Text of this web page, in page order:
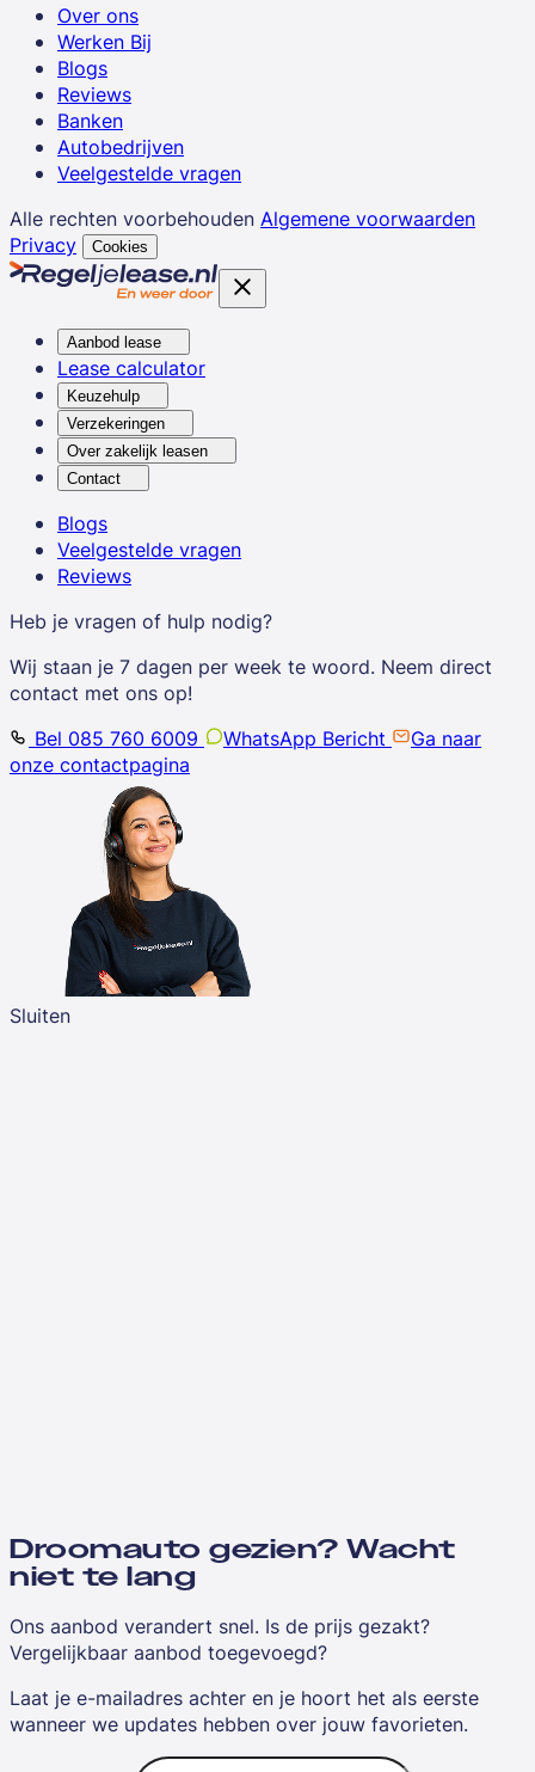
Over ons
Werken Bij
Blogs
Reviews
Banken
Autobedrijven
Veelgestelde vragen
Alle rechten voorbehouden Algemene voorwaarden
Privacy
Cookies
Aanbod lease
Lease calculator
Keuzehulp
Verzekeringen
Over zakelijk leasen
Contact
Blogs
Veelgestelde vragen
Reviews
Heb je vragen of hulp nodig?
Wij staan je 7 dagen per week te woord. Neem direct
contact met ons op!
Bel 085 760 6009
WhatsApp Bericht
Ga naar
onze contactpagina
Sluiten
Droomauto gezien? Wacht
niet te lang
Ons aanbod verandert snel. Is de prijs gezakt?
Vergelijkbaar aanbod toegevoegd?
Laat je e-mailadres achter en je hoort het als eerste
wanneer we updates hebben over jouw favorieten.